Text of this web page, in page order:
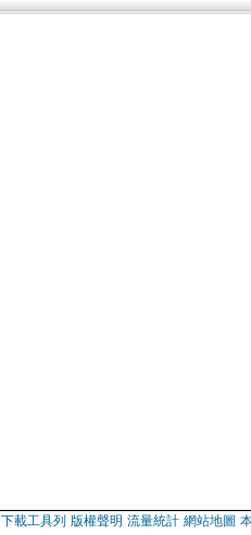
下載工具列 版權聲明 流量統計 網站地圖